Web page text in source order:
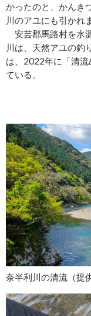
かったのと、かんき
川のアユにも引かれ
安芸郡馬路村を水
川は、天然アユの釣
は、2022年に「清
ている。
奈半利川の清流（提